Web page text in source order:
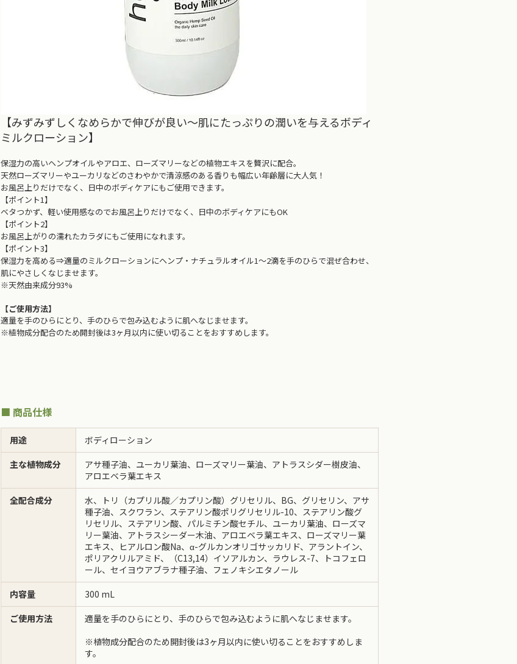
【みずみずしくなめらかで伸びが良い～肌にたっぷりの潤いを与えるボディ
ミルクローション】
保湿力の高いヘンプオイルやアロエ、ローズマリーなどの植物エキスを贅沢に配合。
天然ローズマリーやユーカリなどのさわやかで清涼感のある香りも幅広い年齢層に大人気！
お風呂上りだけでなく、日中のボディケアにもご使用できます。
【ポイント1】
ベタつかず、軽い使用感なのでお風呂上りだけでなく、日中のボディケアにもOK
【ポイント2】
お風呂上がりの濡れたカラダにもご使用になれます。
【ポイント3】
保湿力を高める⇒適量のミルクローションにヘンプ・ナチュラルオイル1～2滴を手のひらで混ぜ合わせ、
肌にやさしくなじませます。
※天然由来成分93%
【ご使用方法】
適量を手のひらにとり、手のひらで包み込むように肌へなじませます。
※植物成分配合のため開封後は3ヶ月以内に使い切ることをおすすめします。
■ 商品仕様
用途
ボディローション
主な植物成分
アサ種子油、ユーカリ葉油、ローズマリー葉油、アトラスシダー樹皮油、
アロエベラ葉エキス
全配合成分
水、トリ（カプリル酸／カプリン酸）グリセリル、BG、グリセリン、アサ
種子油、スクワラン、ステアリン酸ポリグリセリル-10、ステアリン酸グ
リセリル、ステアリン酸、パルミチン酸セチル、ユーカリ葉油、ローズマ
リー葉油、アトラスシーダー木油、アロエベラ葉エキス、ローズマリー葉
エキス、ヒアルロン酸Na、α-グルカンオリゴサッカリド、アラントイン、
ポリアクリルアミド、（C13,14）イソアルカン、ラウレス-7、トコフェロ
ール、セイヨウアブラナ種子油、フェノキシエタノール
内容量
300 mL
ご使用方法
適量を手のひらにとり、手のひらで包み込むように肌へなじませます。
※植物成分配合のため開封後は3ヶ月以内に使い切ることをおすすめしま
す。